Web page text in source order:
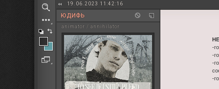
19.06.2023 11:42:16
ЮДИФЬ
animator / annihilator
-
-
-
-